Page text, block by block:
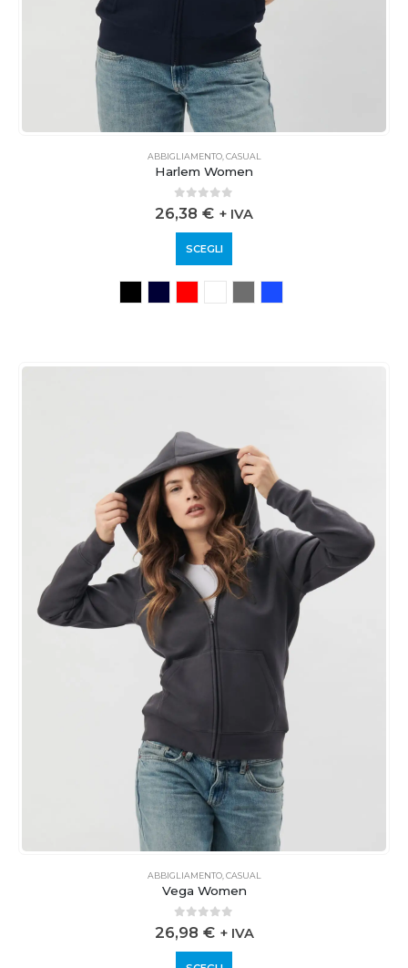
ABBIGLIAMENTO,CASUAL
Harlem Women
0out of 5
26,38 € + IVA
SCEGLI
ABBIGLIAMENTO, CASUAL
Vega Women
0out of 5
26,98 € + IVA